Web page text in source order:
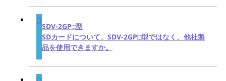
SDV-2GP□型
SDカードについて、SDV-2GP□型ではなく、他社製
品を使用できますか。